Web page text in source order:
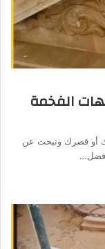
الفخمة
منزلك أو قصرك وتبحث عن